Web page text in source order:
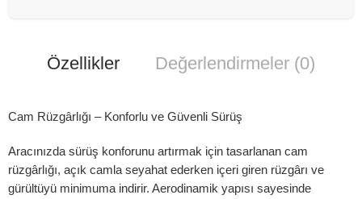
Özellikler Değerlendirmeler (0)
Cam Rüzgârlığı – Konforlu ve Güvenli Sürüş
Aracınızda sürüş konforunu artırmak için tasarlanan cam
rüzgârlığı, açık camla seyahat ederken içeri giren rüzgârı ve
gürültüyü minimuma indirir. Aerodinamik yapısı sayesinde